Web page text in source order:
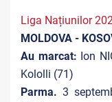
Liga Națiunilor
MOLDOVA -
Au marcat: Ion
Kololli (71)
Parma. 3